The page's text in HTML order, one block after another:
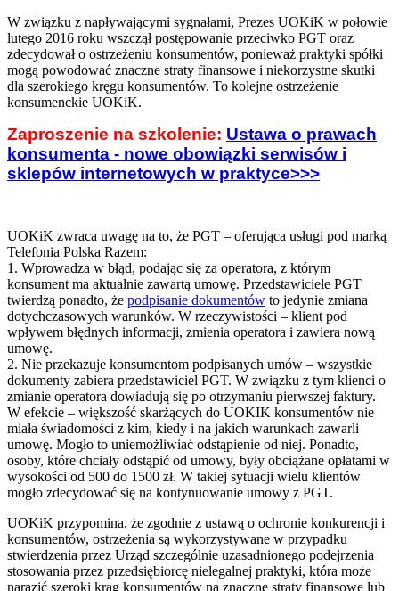
W związku z napływającymi sygnałami, Prezes UOKiK w połowie
lutego 2016 roku wszczął postępowanie przeciwko PGT oraz
zdecydował o ostrzeżeniu konsumentów, ponieważ praktyki spółki
mogą powodować znaczne straty finansowe i niekorzystne skutki
dla szerokiego kręgu konsumentów. To kolejne ostrzeżenie
konsumenckie UOKiK.
Zaproszenie na szkolenie: Ustawa o prawach
konsumenta - nowe obowiązki serwisów i
sklepów internetowych w praktyce>>>
UOKiK zwraca uwagę na to, że PGT – oferująca usługi pod marką
Telefonia Polska Razem:
1. Wprowadza w błąd, podając się za operatora, z którym
konsument ma aktualnie zawartą umowę. Przedstawiciele PGT
twierdzą ponadto, że podpisanie dokumentów to jedynie zmiana
dotychczasowych warunków. W rzeczywistości – klient pod
wpływem błędnych informacji, zmienia operatora i zawiera nową
umowę.
2. Nie przekazuje konsumentom podpisanych umów – wszystkie
dokumenty zabiera przedstawiciel PGT. W związku z tym klienci o
zmianie operatora dowiadują się po otrzymaniu pierwszej faktury.
W efekcie – większość skarżących do UOKIK konsumentów nie
miała świadomości z kim, kiedy i na jakich warunkach zawarli
umowę. Mogło to uniemożliwiać odstąpienie od niej. Ponadto,
osoby, które chciały odstąpić od umowy, były obciążane opłatami w
wysokości od 500 do 1500 zł. W takiej sytuacji wielu klientów
mogło zdecydować się na kontynuowanie umowy z PGT.
UOKiK przypomina, że zgodnie z ustawą o ochronie konkurencji i
konsumentów, ostrzeżenia są wykorzystywane w przypadku
stwierdzenia przez Urząd szczególnie uzasadnionego podejrzenia
stosowania przez przedsiębiorcę nielegalnej praktyki, która może
narazić szeroki krąg konsumentów na znaczne straty finansowe lub